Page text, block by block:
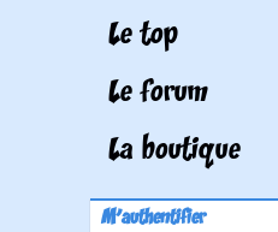
Le top
Le forum
La boutique
M'authentifier